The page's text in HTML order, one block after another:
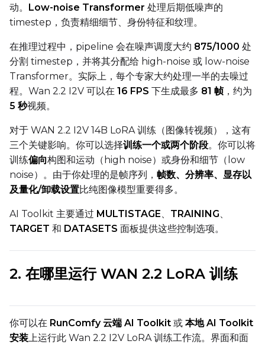
AdamW8Bit
Learning Rate
Weight Decay
Timestep Type
Weighted
Timestep Bias
Balanced
Mean Squared Error
ToggleUse EMA
Use EMA
ToggleCache Text
Cache Text
动。
Low-noise Transformer 处理后期低噪声的
timestep，负责精细细节、身份特征和纹理。
在推理过程中，pipeline 会在噪声调度大约 875/1000 处
分割 timestep，并将其分配给 high-noise 或 low-noise
Transformer。实际上，每个专家大约处理一半的去噪过
程。Wan 2.2 I2V 可以在 16 FPS 下生成最多 81 帧，约为
5 秒视频。
对于 WAN 2.2 I2V 14B LoRA 训练（图像转视频），这有
三个关键影响。你可以选择训练一个或两个阶段。你可以将
训练偏向构图和运动（high noise）或身份和细节（low
noise）。由于你处理的是帧序列， 帧数、分辨率、显存以
及量化/卸载设置比纯图像模型重要得多。
AI Toolkit 主要通过 MULTISTAGE、 TRAINING、
TARGET 和 DATASETS 面板提供这些控制选项。
2. 在哪里运行 WAN 2.2 LoRA 训练
你可以在 RunComfy 云端 AI Toolkit 或 本地 AI Toolkit
安装 上运行此 Wan 2.2 I2V LoRA 训练工作流。界面和面